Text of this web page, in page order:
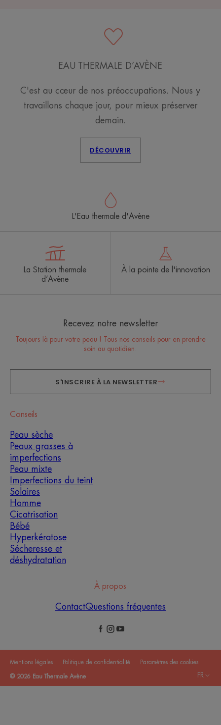
EAU THERMALE D’AVÈNE
C'est au cœur de nos préoccupations. Nous y
travaillons chaque jour, pour mieux préserver
demain.
DÉCOUVRIR
L'Eau thermale d'Avène
La Station thermale
d’Avène
À la pointe de l'innovation
Recevez notre newsletter
Toujours là pour votre peau ! Tous nos conseils pour en prendre
soin au quotidien.
S'INSCRIRE À LA NEWSLETTER
Conseils
Peau sèche
Peaux grasses à
imperfections
Peau mixte
Imperfections du teint
Solaires
Homme
Cicatrisation
Bébé
Hyperkératose
Sécheresse et
déshydratation
À propos
ContactQuestions fréquentes
Mentions légales Politique de confidentialité Paramètres des cookies
© 2026 Eau Thermale Avène FR